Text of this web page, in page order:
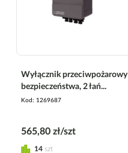
Wyłącznik przeciwpożarowy
bezpieczeństwa, 2 łań...
Kod 1269687
565,80 zł/szt
14 szt